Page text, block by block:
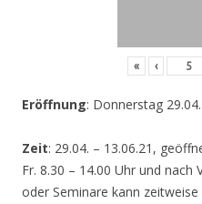
« ‹
Eröffnung: Donnerstag
Zeit: 29.04. – 13.06.21,
Fr. 8.30 – 14.00 Uhr und nach
oder Seminare kann